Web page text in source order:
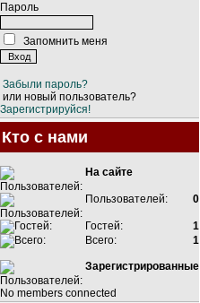
Пароль
Запомнить меня
Забыли пароль?
или новый пользователь?
Зарегистрируйся!
Кто с нами
На сайте
Пользователей: 0
Гостей:
1
Всего:
1
Зарегистрированные
No members connected